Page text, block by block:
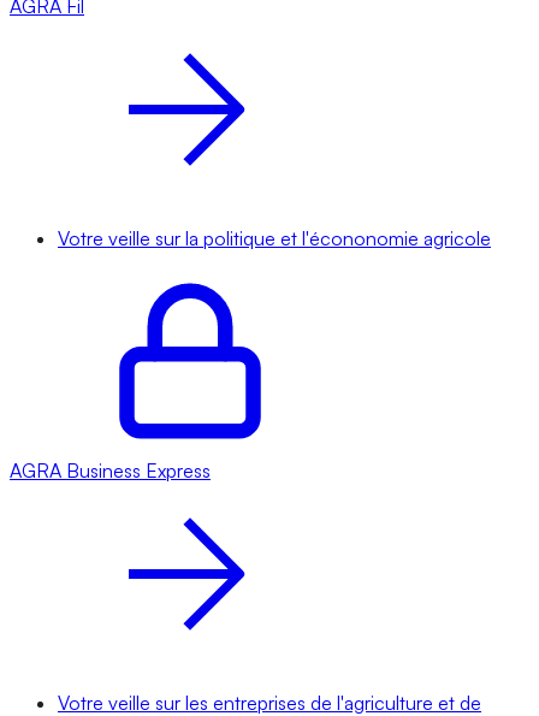
AGRA Fil
Votre veille sur la politique et l'écononomie agricole
AGRA Business Express
Votre veille sur les entreprises de l'agriculture et de